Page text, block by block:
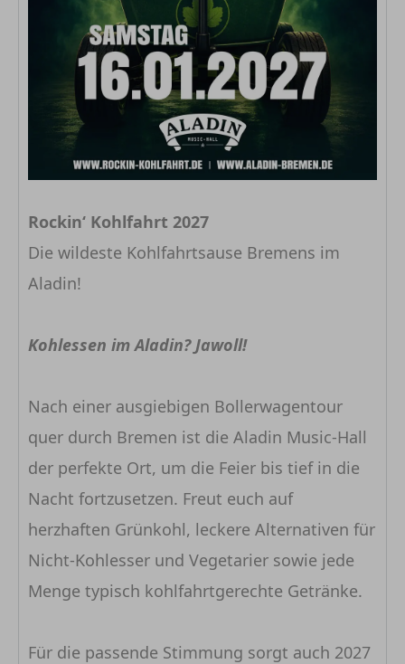
Rockin‘ Kohlfahrt 2027
Die wildeste Kohlfahrtsause Bremens im
Aladin!
Kohlessen im Aladin? Jawoll!
Nach einer ausgiebigen Bollerwagentour
quer durch Bremen ist die Aladin Music-Hall
der perfekte Ort, um die Feier bis tief in die
Nacht fortzusetzen. Freut euch auf
herzhaften Grünkohl, leckere Alternativen für
Nicht-Kohlesser und Vegetarier sowie jede
Menge typisch kohlfahrtgerechte Getränke.
Für die passende Stimmung sorgt auch 2027